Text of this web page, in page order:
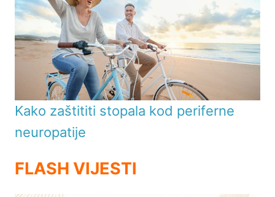
Kako zaštititi stopala kod periferne
neuropatije
FLASH VIJESTI